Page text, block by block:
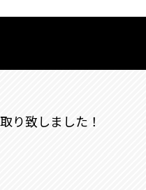
り致しました！